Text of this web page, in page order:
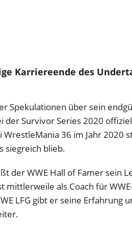
Karriereende des
Spekulationen über sein
der Survivor Series 2020
WrestleMania 36 im Jahr 2020
siegreich blieb.
der WWE Hall of Famer sein
mittlerweile als Coach für
LFG gibt er seine Erfahrung